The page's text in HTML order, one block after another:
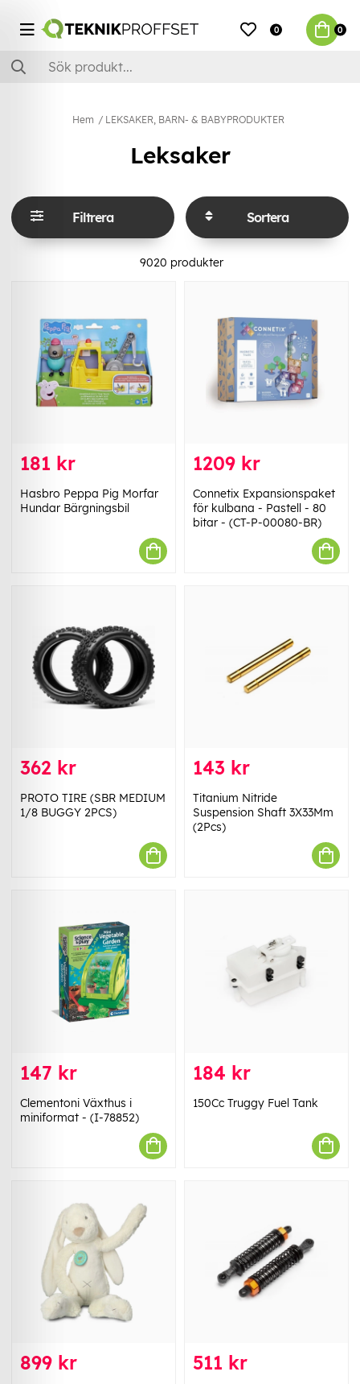
0 0
Hem LEKSAKER, BARN- & BABYPRODUKTER
Leksaker
Filtrera Sortera
9020 produkter
181 kr
Hasbro Peppa Pig Morfar
Hundar Bärgningsbil
1209 kr
Connetix Expansionspaket
för kulbana - Pastell - 80
bitar - (CT-P-00080-BR)
362 kr
PROTO TIRE (SBR MEDIUM
1/8 BUGGY 2PCS)
143 kr
Titanium Nitride
Suspension Shaft 3X33Mm
(2Pcs)
147 kr
Clementoni Växthus i
miniformat - (I-78852)
184 kr
150Cc Truggy Fuel Tank
899 kr 511 kr